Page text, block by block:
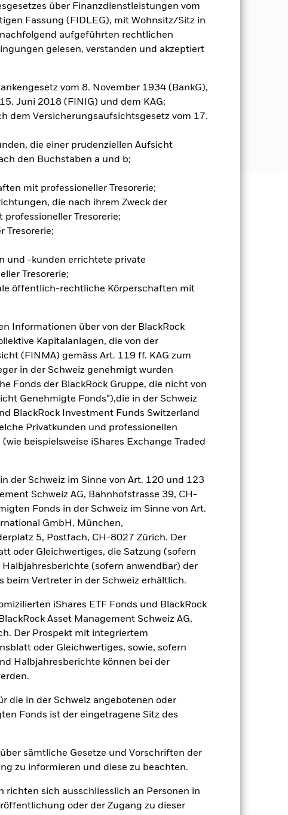
über Finanzdienstleistungen vom
Fassung (FIDLEG), mit Wohnsitz/Sitz in
aufgeführten rechtlichen
gelesen, verstanden und akzeptiert
vom 8. November 1934 (BankG),
Juni 2018 (FINIG) und dem KAG;
dem Versicherungsaufsichtsgesetz vom 17.
die einer prudenziellen Aufsicht
den Buchstaben a und b;
mit professioneller Tresorerie;
die nach ihrem Zweck der
Tresorerie;
Tresorerie;
und -kunden errichtete private
Tresorerie;
öffentlich-rechtliche Körperschaften mit
Informationen über von der BlackRock
Kapitalanlagen, die von der
(FINMA) gemäss Art. 119 ff. KAG zum
in der Schweiz genehmigt wurden
Fonds der BlackRock Gruppe, die nicht von
Genehmigte Fonds“),die in der Schweiz
BlackRock Investment Funds Switzerland
Privatkunden und professionellen
beispielsweise iShares Exchange Traded
der Schweiz im Sinne von Art. 120 und 123
Schweiz AG, Bahnhofstrasse 39, CH-
Fonds in der Schweiz im Sinne von Art.
GmbH, München,
5, Postfach, CH-8027 Zürich. Der
oder Gleichwertiges, die Satzung (sofern
(sofern anwendbar) der
beim Vertreter in der Schweiz erhältlich.
iShares ETF Fonds und BlackRock
Asset Management Schweiz AG,
Der Prospekt mit integriertem
oder Gleichwertiges, sowie, sofern
Halbjahresberichte können bei der
die in der Schweiz angebotenen oder
Fonds ist der eingetragene Sitz des
sämtliche Gesetze und Vorschriften der
zu informieren und diese zu beachten.
richten sich ausschliesslich an Personen in
oder der Zugang zu dieser
und auf fv Wertpapiere bezogenen
(z. B. der Internationalen Bank
Der Fonds kann in fv
Laufzeiten), auf fv Wertpapiere
einem oder mehreren zugrunde
zu dem ein Unternehmen eine
Barmittel anlegen.
und wendet Ausschlüsse unter
Weitere Informationen finden Sie im
baselinescreens
Erträge sind nicht garantiert und
nicht zurück.
Auswirkungen auf die
sind anfälliger gegenüber
effektive Herabstufungen der
WP beschriebenen Risiken.
auf und spiegeln möglicherweise
stark auf Änderungen des
steigern. Der Fondswert unterliegt
umfassende oder komplexe Weise
nachgehen, die mit
persönliche ethische Einschätzung
Auswirkungen auf den Wert der
vorgenommen werden.
ein. Der Einsatz von
„Spill-over-Effekt“) für andere
sind durch den Begriff
Währungsabsicherung ist zudem auf
damit verbundenen erzielten Ertrags
Weniger anzeigen
SFDR Web Disclosure
Positionen Unterlagen
zu einzelnen Jahren
Verlust oder Gewinn pro Jahr in den
helfen zu beurteilen, wie das Produkt in
mit der Benchmark.